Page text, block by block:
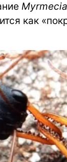
как